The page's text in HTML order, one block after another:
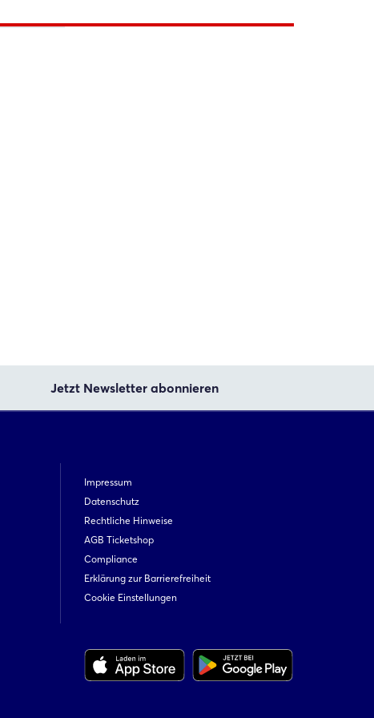
Jetzt Newsletter abonnieren
Impressum
Datenschutz
Rechtliche Hinweise
AGB Ticketshop
Compliance
Erklärung zur Barrierefreiheit
Cookie Einstellungen